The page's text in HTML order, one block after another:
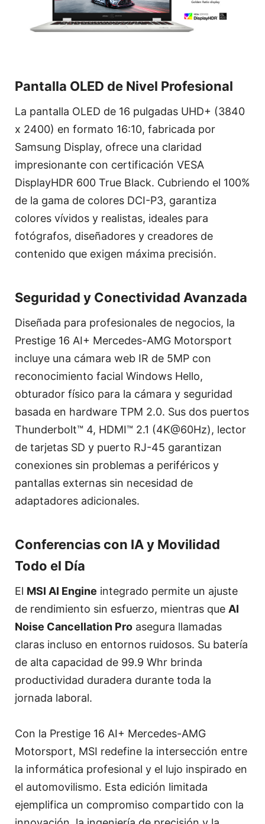
Pantalla OLED de Nivel Profesional
La pantalla OLED de 16 pulgadas UHD+ (3840
x 2400) en formato 16:10, fabricada por
Samsung Display, ofrece una claridad
impresionante con certificación VESA
DisplayHDR 600 True Black. Cubriendo el 100%
de la gama de colores DCI-P3, garantiza
colores vívidos y realistas, ideales para
fotógrafos, diseñadores y creadores de
contenido que exigen máxima precisión.
Seguridad y Conectividad Avanzada
Diseñada para profesionales de negocios, la
Prestige 16 AI+ Mercedes-AMG Motorsport
incluye una cámara web IR de 5MP con
reconocimiento facial Windows Hello,
obturador físico para la cámara y seguridad
basada en hardware TPM 2.0. Sus dos puertos
Thunderbolt™ 4, HDMI™ 2.1 (4K@60Hz), lector
de tarjetas SD y puerto RJ-45 garantizan
conexiones sin problemas a periféricos y
pantallas externas sin necesidad de
adaptadores adicionales.
Conferencias con IA y Movilidad
Todo el Día
El MSI AI Engine integrado permite un ajuste
de rendimiento sin esfuerzo, mientras que AI
Noise Cancellation Pro asegura llamadas
claras incluso en entornos ruidosos. Su batería
de alta capacidad de 99.9 Whr brinda
productividad duradera durante toda la
jornada laboral.
Con la Prestige 16 AI+ Mercedes-AMG
Motorsport, MSI redefine la intersección entre
la informática profesional y el lujo inspirado en
el automovilismo. Esta edición limitada
ejemplifica un compromiso compartido con la